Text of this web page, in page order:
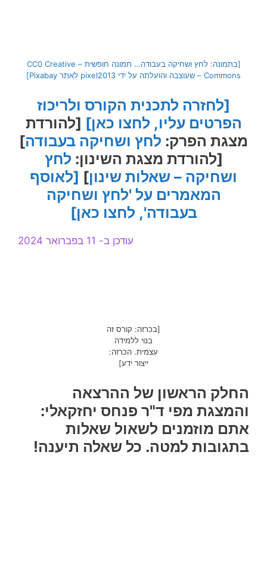
[בתמונה: לחץ ושחיקה בעבודה… תמונה חופשית – CC0 Creative
Commons – שעוצבה והועלתה על ידי pixel2013 לאתר Pixabay]
[לחזרה לתכנית הקורס ולריכוז
הפרטים עליו, לחצו כאן] [להורדת
מצגת הפרק: לחץ ושחיקה בעבודה]
[להורדת מצגת השינון: לחץ
ושחיקה – שאלות שינון] [לאוסף
המאמרים על 'לחץ ושחיקה
בעבודה', לחצו כאן]
עודכן ב- 11 בפברואר 2024
[בכרזה: קורס זה
בנוי ללמידה
עצמית. הכרזה:
ייצור ידע]
החלק הראשון של ההרצאה
והמצגת מפי ד"ר פנחס יחזקאלי:
אתם מוזמנים לשאול שאלות
בתגובות למטה. כל שאלה תיענה!